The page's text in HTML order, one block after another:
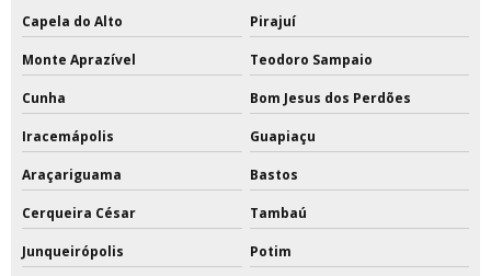
Capela do Alto Pirajuí
Monte Aprazível Teodoro Sampaio
Cunha Bom Jesus dos Perdões
Iracemápolis Guapiaçu
Araçariguama Bastos
Cerqueira César Tambaú
Junqueirópolis Potim